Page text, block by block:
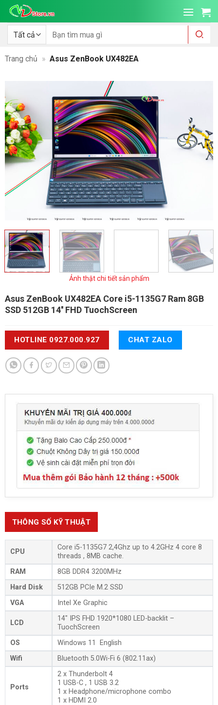
qua
dung
Tìm
kiếm:
Trang chủ » Asus ZenBook UX482EA
Ảnh thật chi tiết sản phẩm
Asus ZenBook UX482EA Core i5-1135G7 Ram 8GB
SSD 512GB 14'' FHD TuochScreen
HOTLINE 0927.000.927 CHAT ZALO
THÔNG SỐ KỸ THUẬT
CPU
Core i5-1135G7 2,4Ghz up to 4.2GHz 4 core 8
threads , 8MB cache.
RAM
8GB DDR4 3200MHz
Hard Disk
512GB PCIe M.2 SSD
VGA
Intel Xe Graphic
LCD
14″ IPS FHD 1920*1080 LED-backlit –
TuochScreen
OS
Windows 11 English
Wifi
Bluetooth 5.0Wi-Fi 6 (802.11ax)
Ports
2 x Thunderbolt 4
1 USB-C , 1 USB 3.2
1 x Headphone/microphone combo
1 x HDMI 2.0